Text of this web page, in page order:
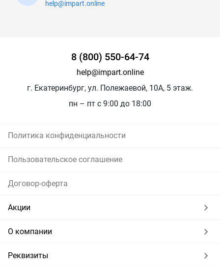
help@impart.online
8 (800) 550-64-74
help@impart.online
г. Екатеринбург, ул. Полежаевой, 10А, 5 этаж.
пн – пт с 9:00 до 18:00
Политика конфиденциальности
Пользовательское соглашение
Договор-оферта
Акции
О компании
Реквизиты